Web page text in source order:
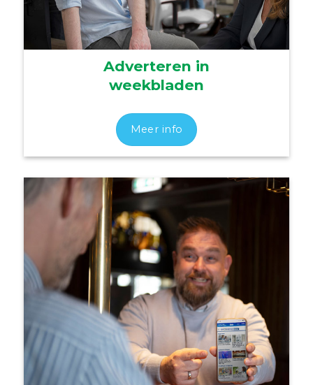
Adverteren in
weekbladen
Meer info